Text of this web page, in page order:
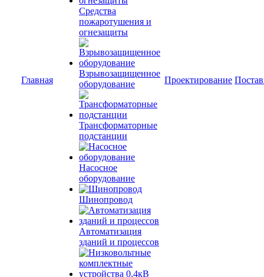
Главная
Средства
пожаротушения и
огнезащиты
Взрывозащищенное
оборудование
Трансформаторные
подстанции
Насосное
оборудование
Шинопровод
Автоматизация
зданий и процессов
Проектирование